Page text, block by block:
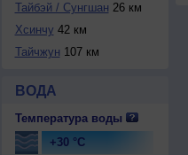
Тайбэй / Сунгшан 26 км
Хсинчу 42 км
Тайчжун 107 км
ВОДА
Температура воды
+30 °C